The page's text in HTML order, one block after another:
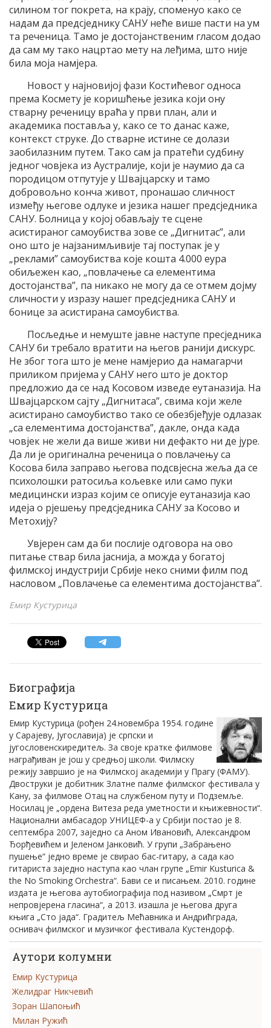
силином тог покрета, на крају, споменуо како се
надам да предсједнику САНУ неће више пасти на ум
та реченица. Тамо је достојанственим гласом додао
да сам му тако нацртао мету на леђима, што није
била моја намјера.
Новост у најновијој фази Костићевог односа
према Космету је коришћење језика који ону
стварну реченицу враћа у први план, али и
академика поставља у, како се то данас каже,
контекст струке. До стварне истине се долази
заобилазним путем. Тако сам ја пратећи судбину
једног човјека из Аустралије, који је наумио да са
породицом отпутује у Швајцарску и тамо
добровољно конча живот, пронашао сличност
између његове одлуке и језика нашег предсједника
САНУ. Болница у којој обављају те сцене
асистираног самоубиства зове се „Дигнитас”, али
оно што је најзанимљивије тај поступак је у
„реклами” самоубиства које кошта 4.000 еура
обиљежен као, „повлачење са елементима
достојанства”, па никако не могу да се отмем дојму
сличности у изразу нашег предсједника САНУ и
бонице за асистирана самоубиства.
Посљедње и немуште јавне наступе пресједника
САНУ би требало вратити на његов ранији дискурс.
Не због тога што је мене намјерио да намагарчи
приликом пријема у САНУ него што је доктор
предложио да се над Косовом изведе еутаназија. На
Швајцарском сајту „Дигнитаса”, свима који желе
асистирано самоубиство тако се обезбјеђује одлазак
„са елементима достојанства”, дакле, онда када
човјек не жели да више живи ни дефакто ни де јуре.
Да ли је оригинална реченица о повлачењу са
Косова била заправо његова подсвјесна жеља да се
психолошки ратосиља кољевке или само пуки
медицински израз којим се описује еутаназија као
идеја о рјешењу предсједника САНУ за Косово и
Метохију?
Увјерен сам да би послије одговора на ово
питање ствар била јаснија, а можда у богатој
филмској индустрији Србије неко сними филм под
насловом „Повлачење са елементима достојанства”.
Емир Кустурица
Биографија
Емир Кустурица
Емир Кустурица (рођен 24.новембра 1954. године
у Сарајеву, Југославија) је српски и
југословенскиредитељ. За своје кратке филмове
награђиван је још у средњој школи. Филмску
режију завршио је на Филмској академији у Прагу (ФАМУ).
Двоструки је добитник Златне палме филмског фестивала у
Кану, за филмове Отац на службеном путу и Подземље.
Носилац је „ордена Витеза реда уметности и књижевности“.
Национални амбасадор УНИЦЕФ-а у Србији постао је 8.
септембра 2007, заједно са Аном Ивановић, Александром
Ђорђевићем и Јеленом Јанковић. У групи „Забрањено
пушење“ једно време је свирао бас-гитару, а сада као
гитариста заједно наступа као члан групе „Emir Kusturica &
the No Smoking Orchestra“. Бави се и писањем. 2010. године
издата је његова аутобиографија под називом „Смрт је
непровјерена гласина“, а 2013. изашла је његова друга
књига „Сто јада“. Градитељ Мећавника и Андрићграда,
оснивач филмског и музичког фестивала Кустендорф.
Аутори колумни
Емир Кустурица
Желидраг Никчевић
Зоран Шапоњић
Милан Ружић